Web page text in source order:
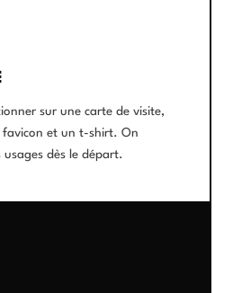
sur une carte de visite,
et un t-shirt. On
dès le départ.